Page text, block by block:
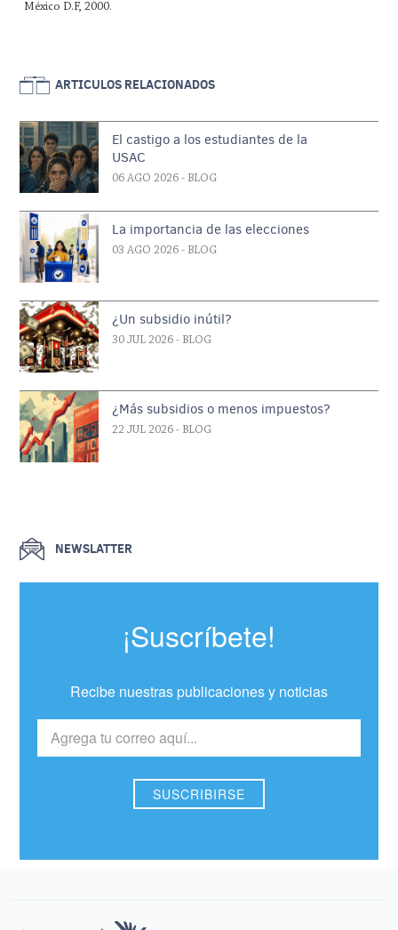
México D.F, 2000.
ARTICULOS RELACIONADOS
El castigo a los estudiantes de la
USAC
06 AGO 2026 - BLOG
La importancia de las elecciones
03 AGO 2026 - BLOG
¿Un subsidio inútil?
30 JUL 2026 - BLOG
¿Más subsidios o menos impuestos?
22 JUL 2026 - BLOG
NEWSLATTER
¡Suscríbete!
Recibe nuestras publicaciones y noticias